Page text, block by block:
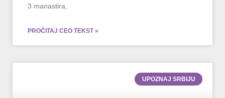
3 manastira,
PROČITAJ CEO TEKST »
UPOZNAJ SRBIJU